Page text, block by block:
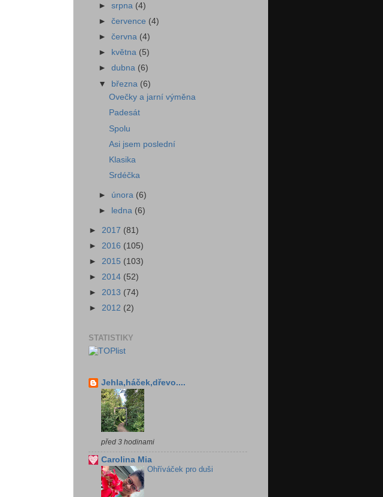
►srpna (4)
►července (4)
►června (4)
►
května (5)
►dubna (6)
▼ března (6)
Ovečky a jarní výměna
Padesát
Spolu
Asi jsem poslední
Klasika
Srdéčka
► února (6)
►
ledna (6)
► 2017 (81)
► 2016 (105)
► 2015 (103)
► 2014 (52)
► 2013 (74)
► 2012 (2)
STATISTIKY
Jehla,háček,dřevo....
před 3 hodinami
Carolina Mia
Ohříváček pro duši